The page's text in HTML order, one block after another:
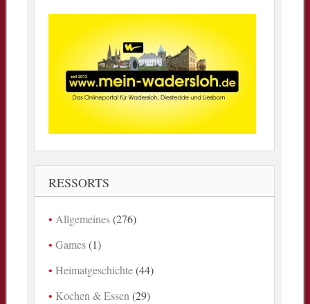
RESSORTS
Allgemeines(276)
Games(1)
Heimatgeschichte(44)
Kochen & Essen (29)